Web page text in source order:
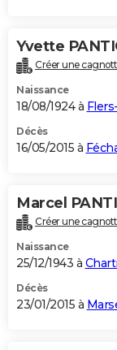
Yvette
Créer une
Naissance
18/08/1924 à
Décès
16/05/2015 à
Marcel
Créer une
Naissance
25/12/1943 à
Décès
23/01/2015 à